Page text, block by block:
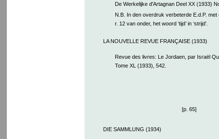
De Werkelijke d'Artagnan Deel XX (1933)
N.B. In den overdruk verbeterde E.d.P. met
r. 12 van onder, het woord ‘tijd’ in ‘strijd’.
LA NOUVELLE REVUE FRANÇAISE (1933)
Revue des livres: Le Jordaen, par Israël
Tome XL (1933), 542.
[p. 65]
DIE SAMMLUNG (1934)